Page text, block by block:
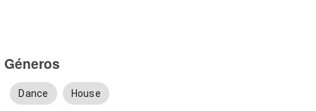
Géneros
Dance House